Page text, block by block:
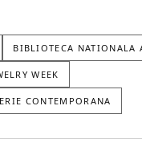
BIBLIOTECA NATIONALA
WEEK
CONTEMPORANA